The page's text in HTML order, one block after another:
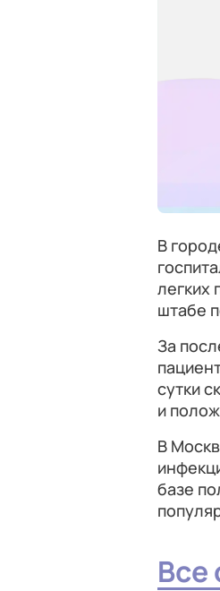
В
легких
штабе
За
сутки
и
В
базе
Все